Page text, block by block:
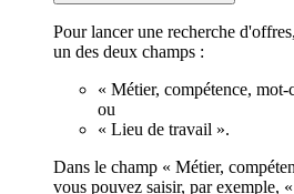
Pour lancer une recherche
un des deux champs :
« Métier, compétence,
ou
« Lieu de travail ».
Dans le champ « Métier,
vous pouvez saisir, par exemple,